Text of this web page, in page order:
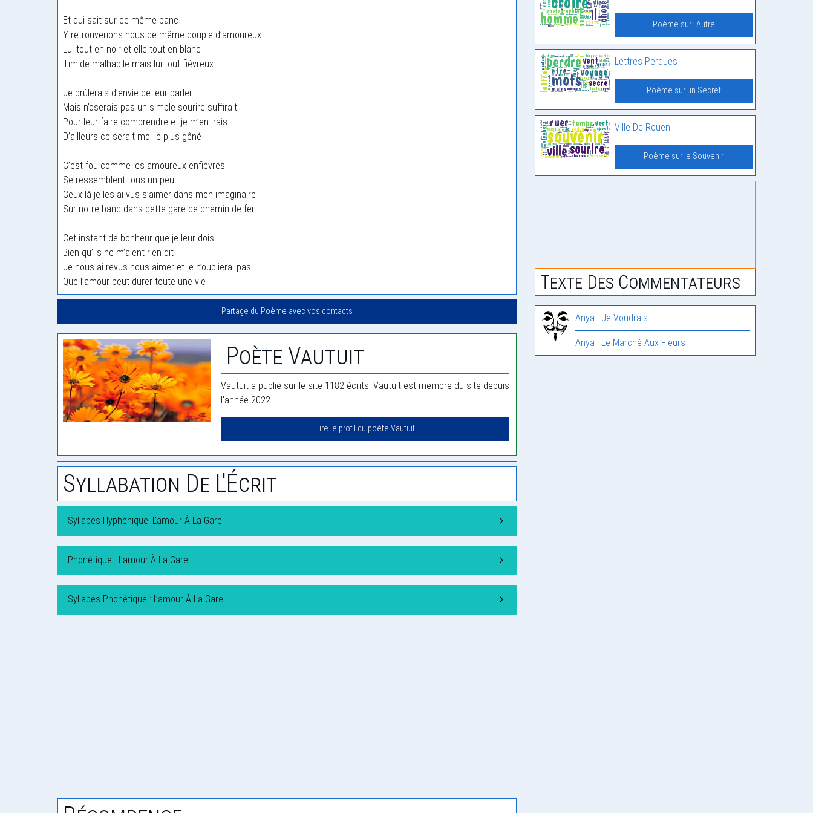
Et qui sait sur ce même banc
Y retrouverions nous ce même couple d’amoureux
Lui tout en noir et elle tout en blanc
Timide malhabile mais lui tout fiévreux
Je brûlerais d’envie de leur parler
Mais n’oserais pas un simple sourire suffirait
Pour leur faire comprendre et je m’en irais
D’ailleurs ce serait moi le plus gêné
C’est fou comme les amoureux enfiévrés
Se ressemblent tous un peu
Ceux là je les ai vus s’aimer dans mon imaginaire
Sur notre banc dans cette gare de chemin de fer
Cet instant de bonheur que je leur dois
Bien qu’ils ne m’aient rien dit
Je nous ai revus nous aimer et je n’oublierai pas
Que l’amour peut durer toute une vie
Partage du Poème avec vos contacts
Poète Vautuit
Vautuit a publié sur le site 1182 écrits. Vautuit est membre du site depuis
l'année 2022.
Lire le profil du poète Vautuit
Syllabation De L'Écrit
Syllabes Hyphénique: L’amour À La Gare
Phonétique : L’amour À La Gare
Syllabes Phonétique : L’amour À La Gare
Poème sur l'Autre
Lettres Perdues
Poème sur un Secret
Ville De Rouen
Poème sur le Souvenir
Texte Des Commentateurs
Anya : Je Voudrais…
Anya : Le Marché Aux Fleurs